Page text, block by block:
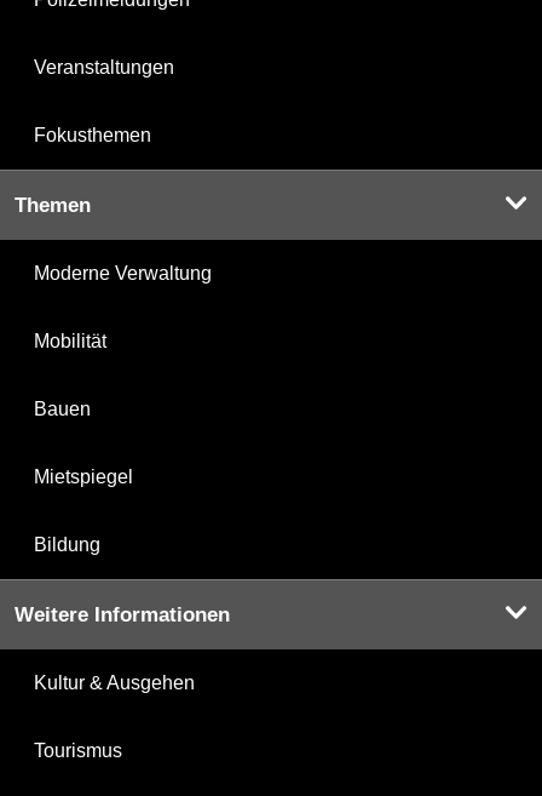
Veranstaltungen
Fokusthemen
Themen
Moderne Verwaltung
Mobilität
Bauen
Mietspiegel
Bildung
Weitere Informationen
Kultur & Ausgehen
Tourismus